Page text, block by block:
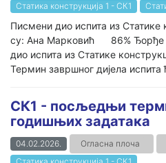
Статика конструкција 1 - СК1
Писмени дио испита из Статике
су: Ана Марковић 86% Ђорђе
дио испита из Статике
Термин завршног дијела испита
СК1 - посљедњи
годишњих задатака
04.02.2026. Огласна плоча